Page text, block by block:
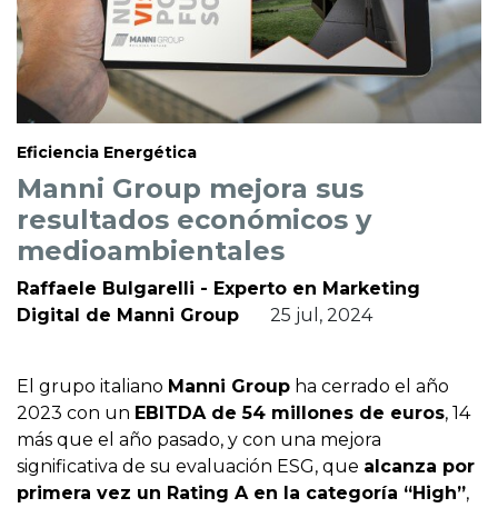
Eficiencia Energética
Manni Group mejora sus
resultados económicos y
medioambientales
Raffaele Bulgarelli - Experto en Marketing
Digital de Manni Group
25 jul, 2024
El grupo italiano Manni Group ha cerrado el año
2023 con un EBITDA de 54 millones de euros, 14
más que el año pasado, y con una mejora
significativa de su evaluación ESG, que alcanza por
primera vez un Rating A en la categoría “High”,